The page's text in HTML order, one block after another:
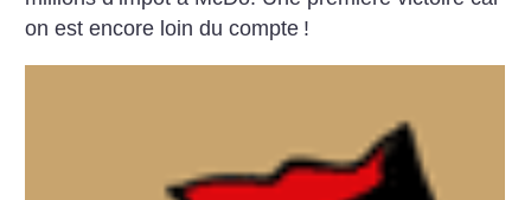
on est encore loin du compte !